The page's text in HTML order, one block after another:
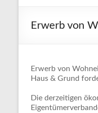
Oberes
e.V.
Erwerb von
Erwerb von
Haus & Grund
Die derzeitigen